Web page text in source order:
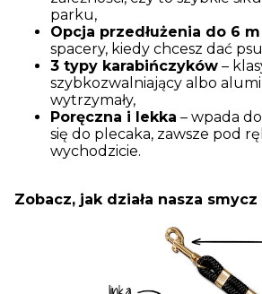
parku,
Opcja przedłużenia do 6 m
spacery, kiedy chcesz dać
3 typy karabińczyków –
szybkozwalniający albo
wytrzymały,
Poręczna i lekka – wpada
się do plecaka, zawsze pod
wychodzicie.
Zobacz, jak działa nasza